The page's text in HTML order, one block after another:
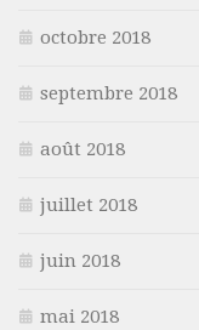
octobre 2018
septembre 2018
août 2018
juillet 2018
juin 2018
mai 2018